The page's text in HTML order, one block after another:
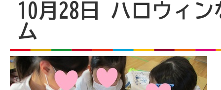
10月28日 ハロウィ
ム